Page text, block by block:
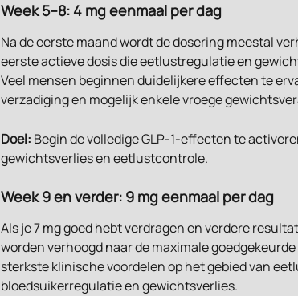
Week 5–8: 4 mg eenmaal per dag
Na de eerste maand wordt de dosering meestal
eerste actieve dosis die eetlustregulatie en
Veel mensen beginnen duidelijkere effecten te
verzadiging en mogelijk enkele vroege
Doel: Begin de volledige GLP-1-effecten te
gewichtsverlies en eetlustcontrole.
Week 9 en verder: 9 mg eenmaal per dag
Als je 7 mg goed hebt verdragen en verdere
worden verhoogd naar de maximale
sterkste klinische voordelen op het gebied van
bloedsuikerregulatie en gewichtsverlies.